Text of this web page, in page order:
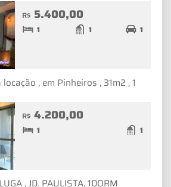
R$ 5.400,00
1 1 1
, em Pinheiros , 31m2 , 1
R$ 4.200,00
1 1
, JD. PAULISTA, 1DORM